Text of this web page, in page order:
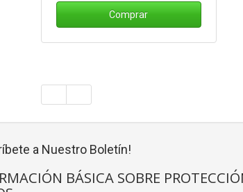
Comprar
a Nuestro Boletín!
BÁSICA SOBRE